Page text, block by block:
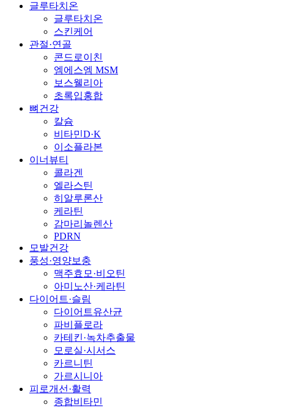
글루타치온
글루타치온
스킨케어
관절·연골
콘드로이친
엠에스엠 MSM
보스웰리아
초록입홍합
뼈건강
칼슘
비타민D·K
이소플라본
이너뷰티
콜라겐
엘라스틴
히알루론산
케라틴
감마리놀렌산
PDRN
모발건강
풍성·영양보충
맥주효모·비오틴
아미노산·케라틴
다이어트·슬림
다이어트유산균
파비플로라
카테킨·녹차추출물
모로실·시서스
카르니틴
가르시니아
피로개선·활력
종합비타민